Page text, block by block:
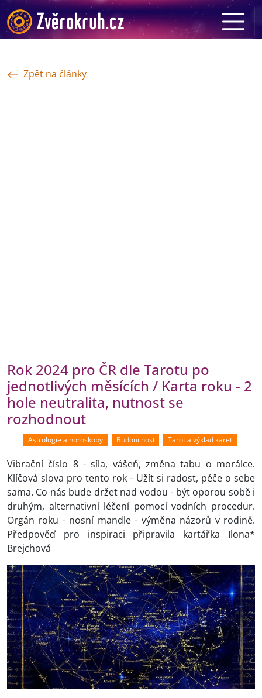
Zpět na články
Rok 2024 pro ČR dle Tarotu po
jednotlivých měsících / Karta roku - 2
hole neutralita, nutnost se
rozhodnout
Astrologie a horoskopy Budoucnost Tarot a výklad karet
Vibrační číslo 8 - síla, vášeň, změna tabu o morálce.
Klíčová slova pro tento rok - Užít si radost, péče o sebe
sama. Co nás bude držet nad vodou - být oporou sobě i
druhým, alternativní léčení pomocí vodních procedur.
Orgán roku - nosní mandle - výměna názorů v rodině.
Předpověď pro inspiraci připravila kartářka Ilona*
Brejchová